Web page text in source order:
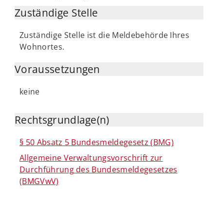
Zuständige Stelle
Zuständige Stelle ist die Meldebehörde Ihres
Wohnortes.
Voraussetzungen
keine
Rechtsgrundlage(n)
§ 50 Absatz 5 Bundesmeldegesetz (BMG)
Allgemeine Verwaltungsvorschrift zur
Durchführung des Bundesmeldegesetzes
(BMGVwV)